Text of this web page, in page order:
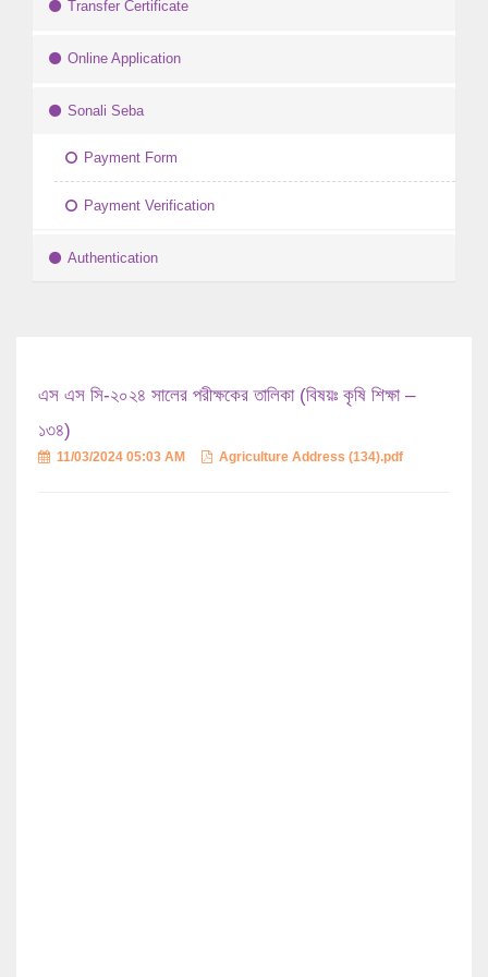
Transfer Certificate
Online Application
Sonali Seba
Payment Form
Payment Verification
Authentication
এস এস সি-২০২৪ সালের পরীক্ষকের তালিকা (বিষয়ঃ কৃষি শিক্ষা –
১৩৪)
11/03/2024 05:03 AM Agriculture Address (134).pdf